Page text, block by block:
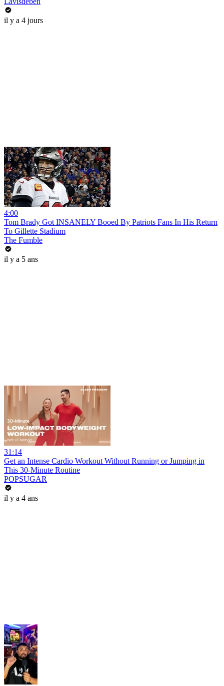
il y a 4 jours
4:00
Tom Brady Got INSANELY Booed By Patriots Fans In His Return
To Gillette Stadium
The Fumble
il y a 5 ans
31:14
Get an Intense Cardio Workout Without Running or Jumping in
This 30-Minute Routine
POPSUGAR
il y a 4 ans